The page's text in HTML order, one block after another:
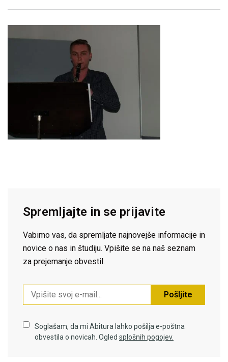
Spremljajte in se prijavite
Vabimo vas, da spremljate najnovejše informacije in
novice o nas in študiju. Vpišite se na naš seznam
za prejemanje obvestil.
Pošljite
Soglašam, da mi Abitura lahko pošilja e-poštna
obvestila o novicah. Ogled splošnih pogojev.